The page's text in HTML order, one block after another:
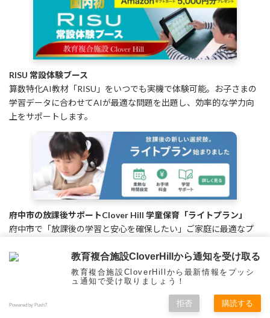
RISU 常設体験ブース
算数特化AI教材「RISU」をいつでも実機で体験可能。お子さまの
学習データに合わせてAIが最適な問題を出題し、効率的な学力向
上をサポートします。
府中市の放課後サポートClover Hill 学童保育「ライトプラン」
府中市で「放課後の学習と安心を確保したい」ご家庭に最適なプ
教育複合施設CloverHillから通知を受け取る
教育複合施設CloverHillから最新情報をプッシ
ュ通知で受け取りましょう！
Powered by Push7 拒否 購読する